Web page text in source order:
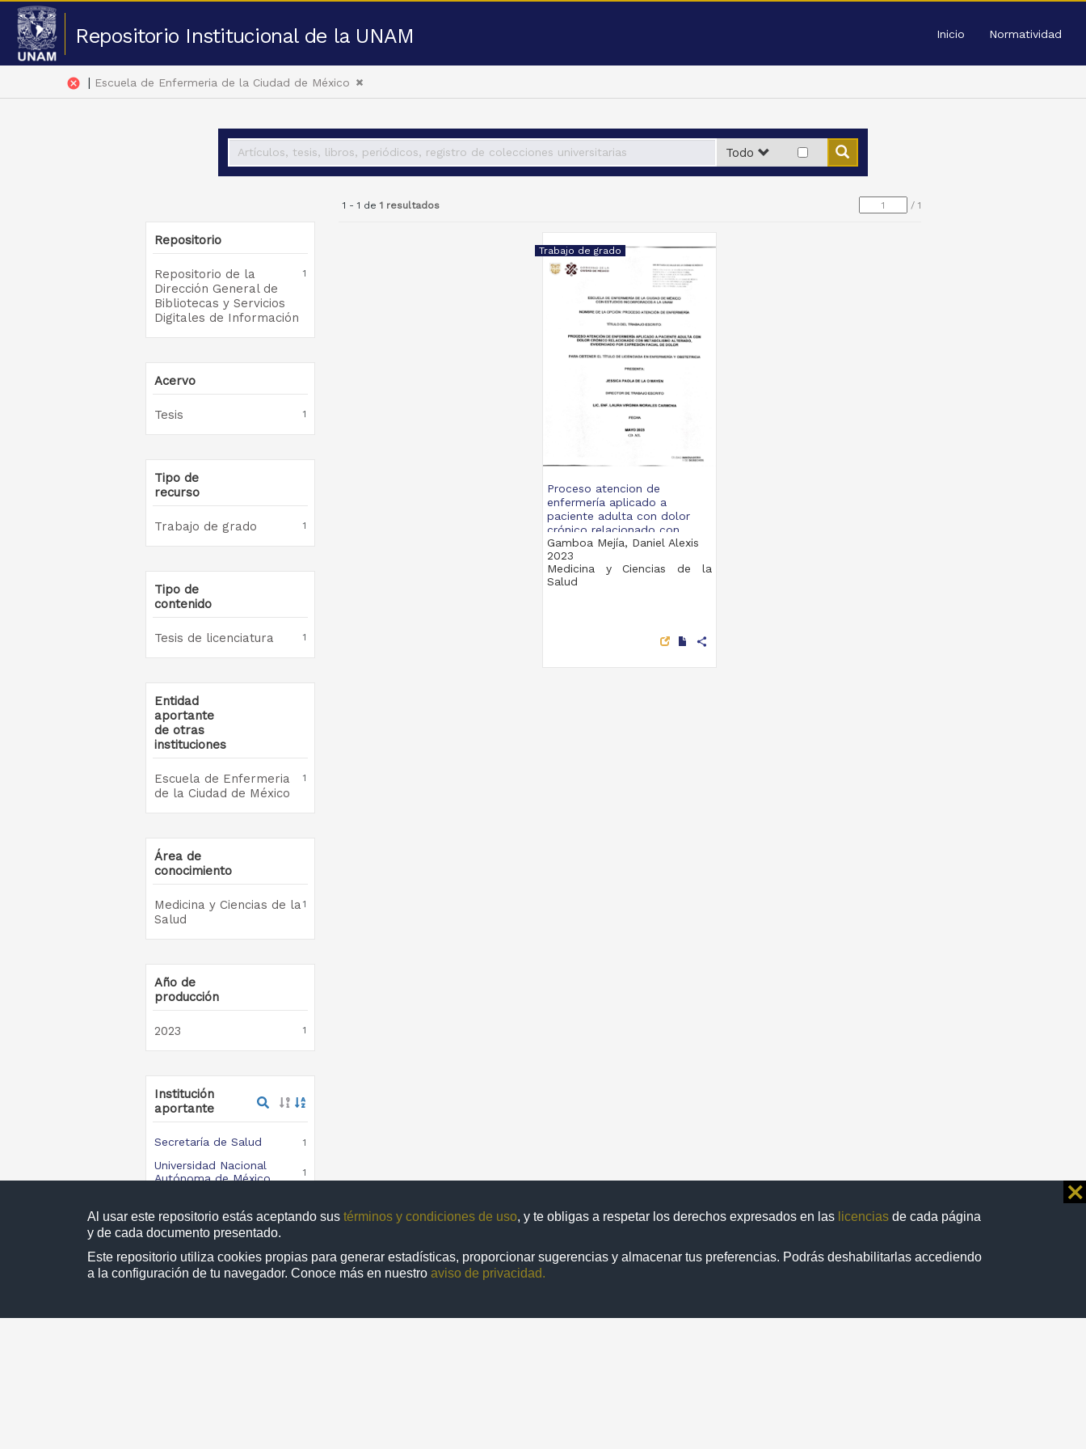
Al usar este repositorio estás aceptando sus términos y condiciones de uso, y te obligas a respetar los derechos expresados en las licenciasde cada página
y de cada documento presentado.
Este repositorio utiliza cookies propias para generar estadísticas, proporcionar sugerencias y almacenar tus preferencias. Podrás deshabilitarlas accediendo
a la configuración de tu navegador. Conoce más en nuestro aviso de privacidad.
⨯
Repositorio Institucional de la UNAM Inicio Normatividad
Todo
cancel | Escuela de Enfermeria de la Ciudad de México
Repositorio
Repositorio de la
Dirección General de
Bibliotecas y Servicios
Digitales de Información
1
Acervo
Tesis 1
Tipo de
recurso
Trabajo de grado 1
Tipo de
contenido
Tesis de licenciatura 1
Entidad
aportante
de otras
instituciones
Escuela de Enfermeria
de la Ciudad de México
1
Área de
conocimiento
Medicina y Ciencias de la
Salud
1
Año de
producción
2023 1
Institución
aportante
Secretaría de Salud 1
Universidad Nacional
Autónoma de México
1
Colección
TESIUNAM 1
1 - 1 de1 resultados / 1
Trabajo de grado
Proceso atencion de
enfermería aplicado a
paciente adulta con dolor
crónico relacionado con...
Gamboa Mejía, Daniel Alexis
2023
Medicina y Ciencias de la
Salud
share